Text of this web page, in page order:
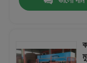
কারখানা ভ্রমণ